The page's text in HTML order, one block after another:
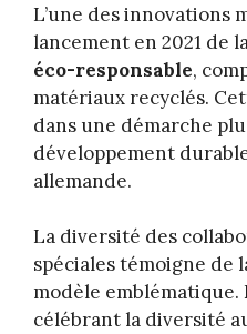
L’une des innovations
lancement en 2021 de
éco-responsable,
matériaux recyclés.
dans une démarche
développement
allemande.
La diversité des
spéciales témoigne de
modèle emblématique.
célébrant la diversité